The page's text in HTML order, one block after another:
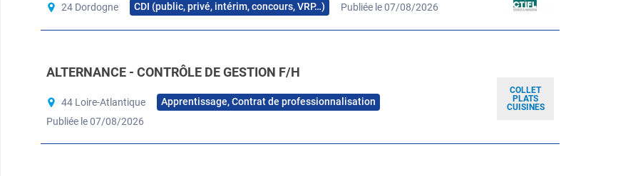
24 Dordogne CDI (public, privé, intérim, concours, VRP…) Publiée le 07/08/2026
COLLET
PLATS
CUISINES
ALTERNANCE - CONTRÔLE DE GESTION F/H
44 Loire-Atlantique
Apprentissage, Contrat de professionnalisation
Publiée le 07/08/2026